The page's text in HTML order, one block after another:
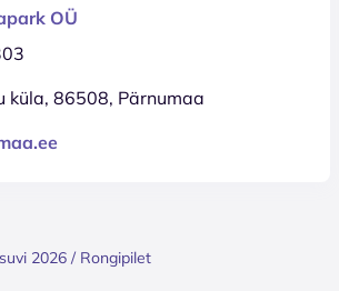
OÜ
küla, 86508, Pärnumaa
2026 / Rongipilet